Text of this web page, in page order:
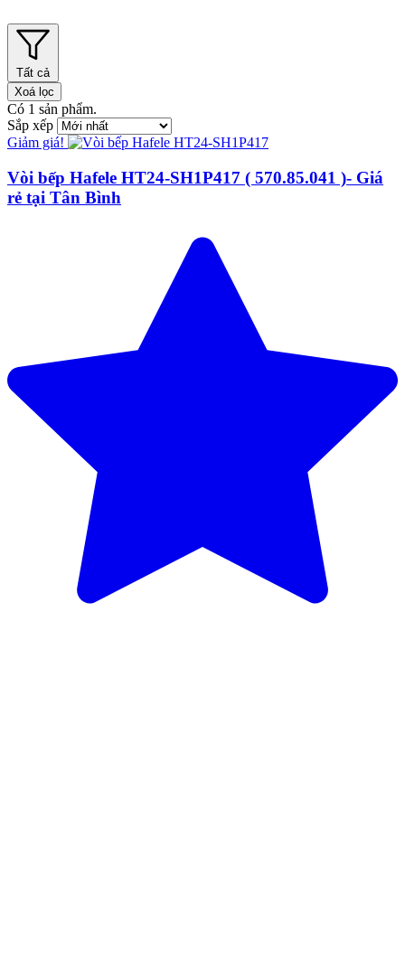
Tất cả
Xoá lọc
Có 1 sản phẩm.
Sắp xếp
Giảm giá!
Vòi bếp Hafele HT24-SH1P417 ( 570.85.041 )- Giá
rẻ tại Tân Bình